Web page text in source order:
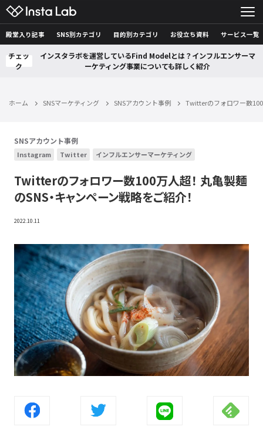
殿堂入り記事 SNS別カテゴリ 目的別カテゴリ お役立ち資料 サービス一覧
チェッ
ク
インスタラボを運営しているFind Modelとは？インフルエンサーマ
ーケティング事業についても詳しく紹介
ホーム SNSマーケティング SNSアカウント事例 Twitterのフォロワー数
SNSアカウント事例
Instagram Twitter インフルエンサーマーケティング
Twitterのフォロワー数100万人超！ 丸亀製麺
のSNS・キャンペーン戦略をご紹介！
2022.10.11